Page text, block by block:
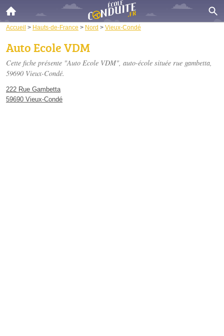
Accueil > Hauts-de-France > Nord > Vieux-Condé
Auto Ecole VDM
Cette fiche présente "Auto Ecole VDM", auto-école située rue gambetta,
59690 Vieux-Condé.
222 Rue Gambetta
59690 Vieux-Condé